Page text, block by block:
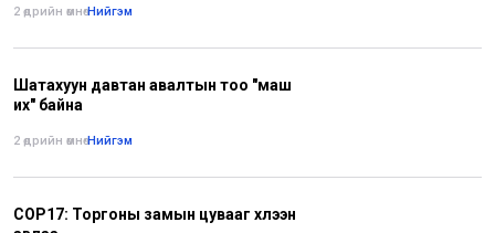
2 өдрийн өмнө•Нийгэм
Шатахуун давтан авалтын тоо "маш
их" байна
2 өдрийн өмнө•Нийгэм
COP17: Торгоны замын цувааг хүлээн